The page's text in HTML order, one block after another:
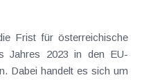
Frist für österreichische
Jahres 2023 in den EU-
Dabei handelt es sich um